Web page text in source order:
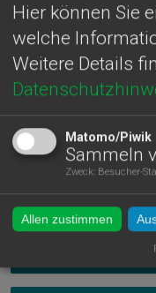
Forleule
Hier können Sie
welche
Weitere Details
Matomo/Piwik
Sammeln
Zweck: Besucher-
Allen zustimmen